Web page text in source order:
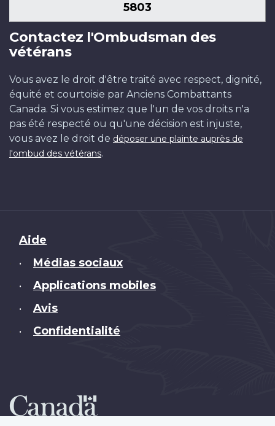
5803
Contactez l'Ombudsman des
vétérans
Vous avez le droit d'être traité avec respect, dignité,
équité et courtoisie par Anciens Combattants
Canada. Si vous estimez que l'un de vos droits n'a
pas été respecté ou qu'une décision est injuste,
vous avez le droit de déposer une plainte auprès de
l'ombud des vétérans.
Brand
Aide
• Médias sociaux
• Applications mobiles
• Avis
• Confidentialité